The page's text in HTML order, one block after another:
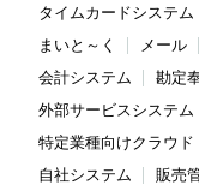
タイムカードシステム
まいと～く
メール
会計システム
勘定
外部サービスシステム
特定業種向けクラウド
自社システム
販売